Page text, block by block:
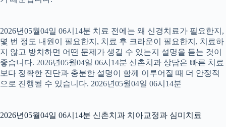
2026년05월04일 06시14분 치료 전에는 왜 신경치료가 필요한지,
몇 번 정도 내원이 필요한지, 치료 후 크라운이 필요한지, 치료하
지 않고 방치하면 어떤 문제가 생길 수 있는지 설명을 듣는 것이
좋습니다. 2026년05월04일 06시14분 신촌치과 상담은 빠른 치료
보다 정확한 진단과 충분한 설명이 함께 이루어질 때 더 안정적
으로 진행될 수 있습니다. 2026년05월04일 06시14분
2026년05월04일 06시14분 신촌치과 치아교정과 심미치료